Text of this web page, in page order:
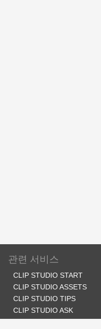
관련 서비스
CLIP STUDIO START
CLIP STUDIO ASSETS
CLIP STUDIO TIPS
CLIP STUDIO ASK